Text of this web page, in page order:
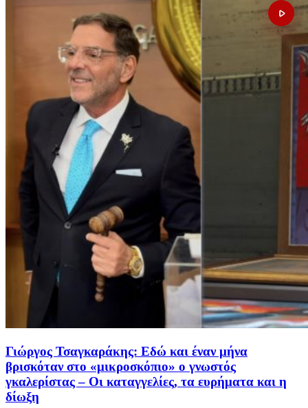
Γιώργος Τσαγκαράκης: Εδώ και έναν μήνα
βρισκόταν στο «μικροσκόπιο» ο γνωστός
γκαλερίστας – Οι καταγγελίες, τα ευρήματα και η
δίωξη